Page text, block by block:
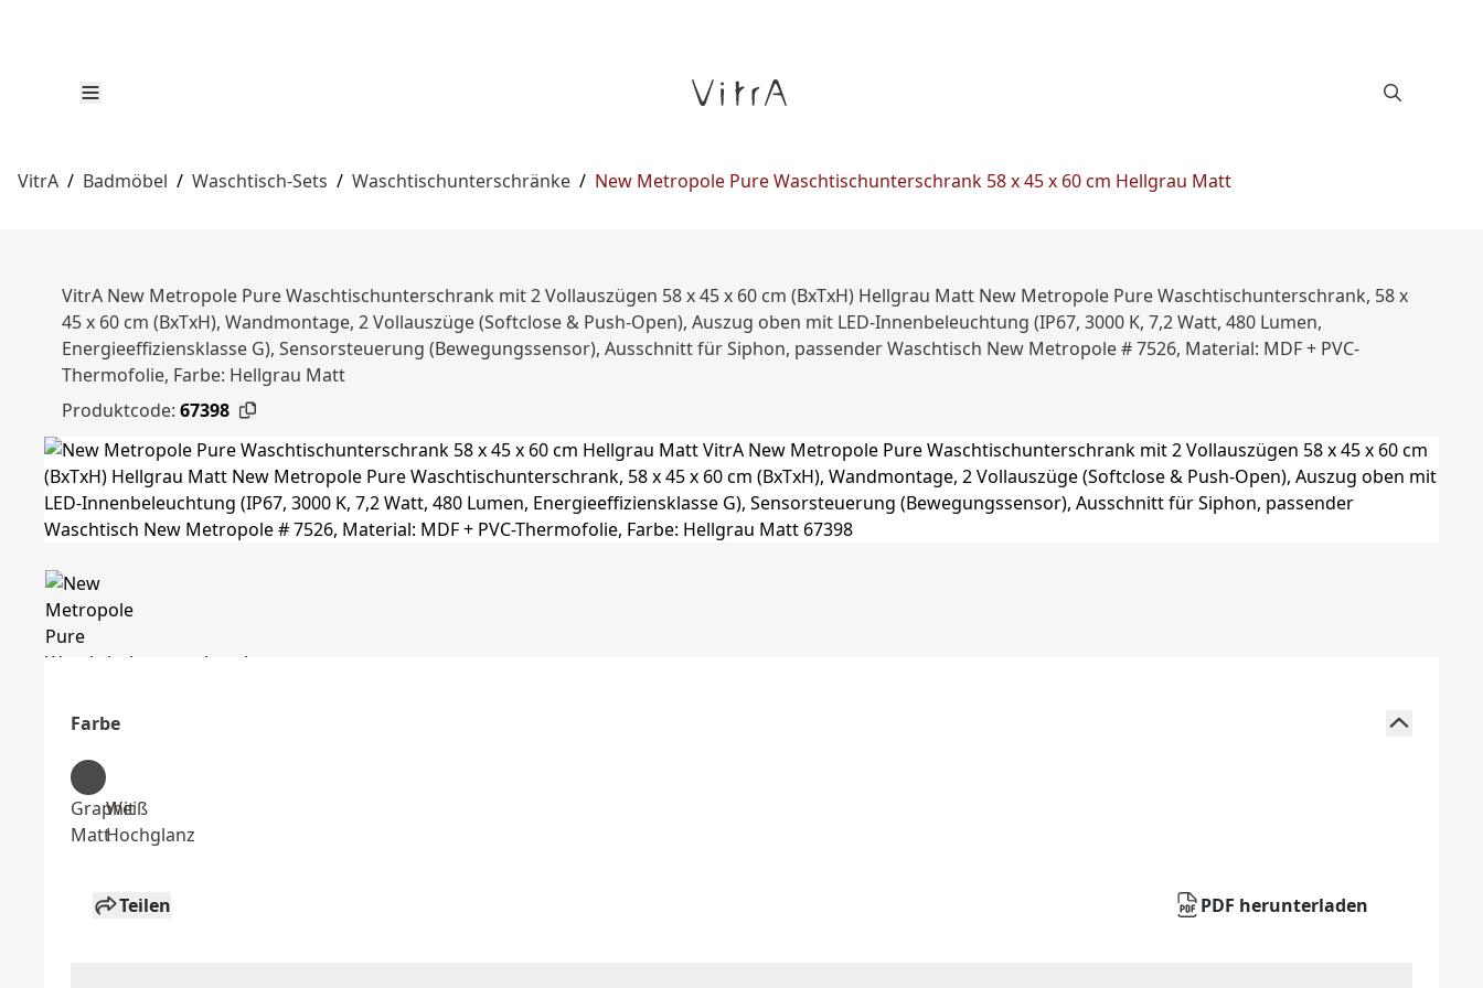
VitrA / Badmöbel / Waschtisch-Sets / Waschtischunterschränke / New Metropole Pure Waschtischunterschrank 58 x 45 x 60 cm Hellgrau Matt
VitrA New Metropole Pure Waschtischunterschrank mit 2 Vollauszügen 58 x 45 x 60 cm (BxTxH) Hellgrau Matt New Metropole Pure Waschtischunterschrank, 58 x
45 x 60 cm (BxTxH), Wandmontage, 2 Vollauszüge (Softclose & Push-Open), Auszug oben mit LED-Innenbeleuchtung (IP67, 3000 K, 7,2 Watt, 480 Lumen,
Energieeffiziensklasse G), Sensorsteuerung (Bewegungssensor), Ausschnitt für Siphon, passender Waschtisch New Metropole # 7526, Material: MDF + PVC-
Thermofolie, Farbe: Hellgrau Matt
Produktcode: 67398
Farbe
Graphit
Matt
Weiß
Hochglanz
Teilen PDF herunterladen